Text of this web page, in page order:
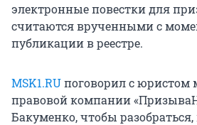
электронные повестки для
считаются врученными с
публикации в реестре.
MSK1.RUпоговорил с юристом
правовой компании
Бакуменко, чтобы